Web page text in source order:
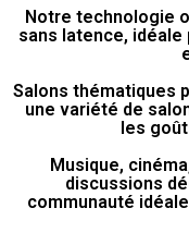
Notre technologie
sans latence,
Salons thématiques
une variété de
les
Musique,
discussions
communauté